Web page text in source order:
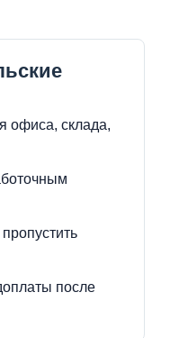
офиса, склада,
после